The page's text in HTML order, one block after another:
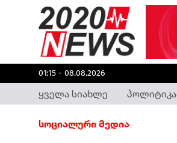
01:15 - 08.08.2026
ყველა სიახლე პოლიტიკა
სოციალური მედია